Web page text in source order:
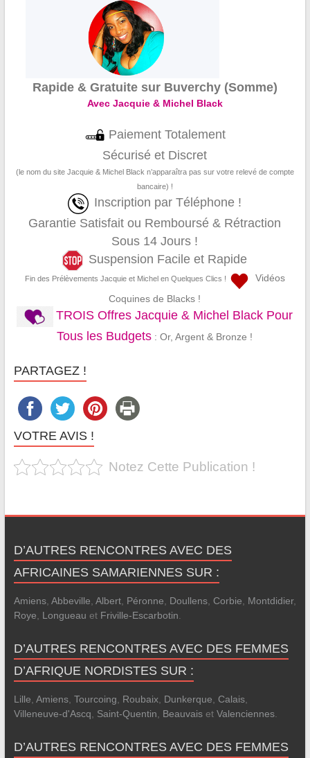
Rapide & Gratuite sur Buverchy (Somme)
Avec Jacquie & Michel Black
Paiement Totalement
Sécurisé et Discret
(le nom du site Jacquie & Michel Black n’apparaîtra pas sur votre relevé de compte
bancaire) !
Inscription par Téléphone !
Garantie Satisfait ou Remboursé & Rétraction
Sous 14 Jours !
Suspension Facile et Rapide
Fin des Prélèvements Jacquie et Michel en Quelques Clics !
Vidéos
Coquines de Blacks !
TROIS Offres Jacquie & Michel Black Pour
Tous les Budgets : Or, Argent & Bronze !
PARTAGEZ !
VOTRE AVIS !
Notez Cette Publication !
D’AUTRES RENCONTRES AVEC DES
AFRICAINES SAMARIENNES SUR :
Amiens, Abbeville, Albert, Péronne, Doullens, Corbie, Montdidier,
Roye, Longueau et Friville-Escarbotin.
D’AUTRES RENCONTRES AVEC DES FEMMES
D’AFRIQUE NORDISTES SUR :
Lille, Amiens, Tourcoing, Roubaix, Dunkerque, Calais,
Villeneuve-d'Ascq, Saint-Quentin, Beauvaiset Valenciennes.
D’AUTRES RENCONTRES AVEC DES FEMMES